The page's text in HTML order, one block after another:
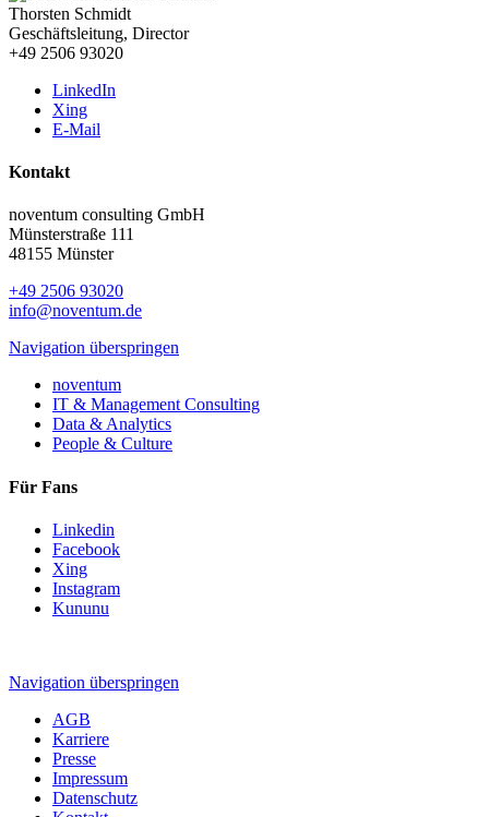
Thorsten Schmidt
Geschäftsleitung, Director
+49 2506 93020
LinkedIn
Xing
E-Mail
Kontakt
noventum consulting GmbH
Münsterstraße 111
48155 Münster
+49 2506 93020
info@noventum.de
Navigation überspringen
noventum
IT & Management Consulting
Data & Analytics
People & Culture
Für Fans
Linkedin
Facebook
Xing
Instagram
Kununu
Navigation überspringen
AGB
Karriere
Presse
Impressum
Datenschutz